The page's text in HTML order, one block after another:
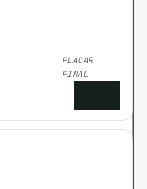
PLACAR
FINAL